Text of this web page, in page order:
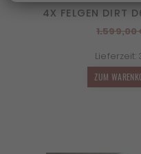
4X FELGEN DIRT
1.599,00
Lieferzeit:
ZUM